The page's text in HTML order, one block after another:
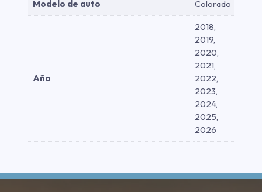
Modelo de auto Colorado
Año
2018,
2019,
2020,
2021,
2022,
2023,
2024,
2025,
2026